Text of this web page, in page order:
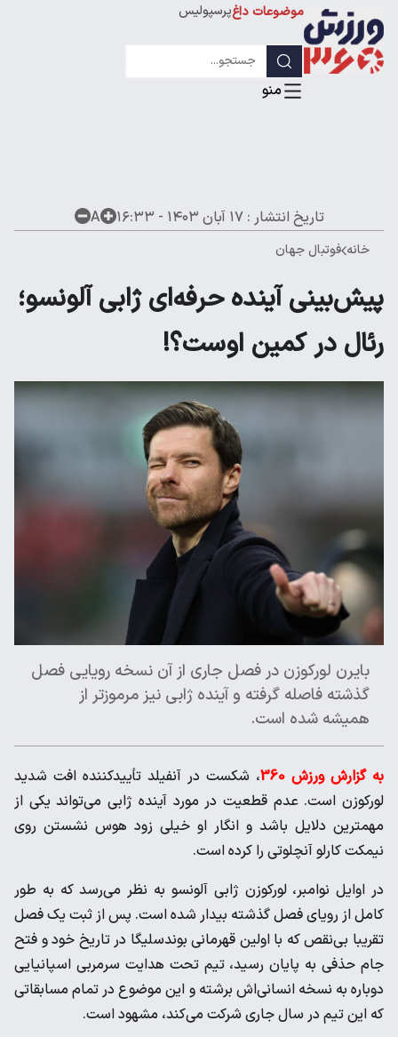
موضوعات داغپرسپولیس
لیگ قهرمانان
تاریخ انتشار :۱۷ آبان ۱۴۰۳ - ۱۶:۳۳ A
خانه فوتبال جهان
پیش‌بینی آینده حرفه‌ای ژابی آلونسو؛
رئال در کمین اوست؟!
بایرن لورکوزن در فصل جاری از آن نسخه رویایی فصل
گذشته فاصله گرفته و آینده ژابی نیز مرموزتر از
همیشه شده است.
به گزارش ورزش 360
، شکست در آنفیلد تأییدکننده افت شدید
لورکوزن است. عدم قطعیت در مورد آینده ژابی می‌تواند یکی از
مهمترین دلایل باشد و انگار او خیلی زود هوس نشستن روی
نیمکت کارلو آنچلوتی را کرده است.
در اوایل نوامبر، لورکوزن ژابی آلونسو به نظر می‌رسد که به طور
کامل از رویای فصل گذشته بیدار شده است. پس از ثبت یک فصل
تقریبا بی‌نقص که با اولین قهرمانی بوندسلیگا در تاریخ خود و فتح
جام حذفی به پایان رسید، تیم تحت هدایت سرمربی اسپانیایی
دوباره به نسخه انسانی‌اش برشته و این موضوع در تمام مسابقاتی
که این تیم در سال جاری شرکت می‌کند، مشهود است.